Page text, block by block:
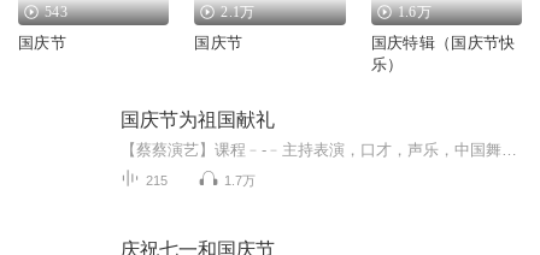
543
国庆节
2.1万
国庆节
1.6万
国庆特辑（国庆节快
乐）
国庆节为祖国献礼
215 1.7万
庆祝七一和国庆节